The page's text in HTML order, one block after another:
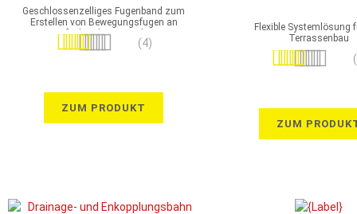
Geschlossenzelliges Fugenband zum
Erstellen von Bewegungsfugen an
aufgehenden Bauteilen
Bewertung: (4)
ZUM PRODUKT
Flexible Systemlösung
Terrassenbau
Bewertung:
ZUM